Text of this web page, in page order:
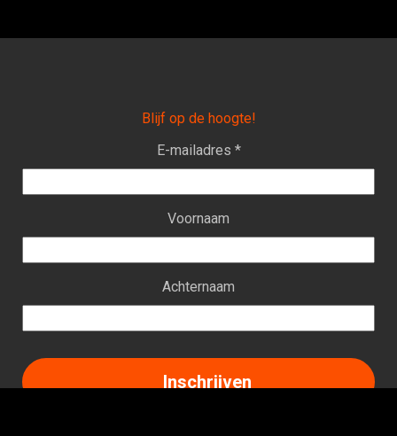
Blijf op de hoogte!
E-mailadres *
Voornaam
Achternaam